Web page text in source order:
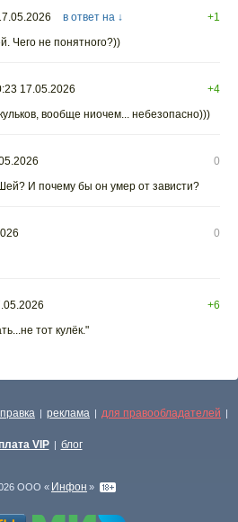
в ответ на ↓
+1
Чего не понятного?))
17.05.2026
+4
вообще ниочем... небезопасно)))
0
И почему бы он умер от зависти?
0
+6
тот кулёк."
| реклама | для правообладателей |
VIP | блог
ООО « Инфон »